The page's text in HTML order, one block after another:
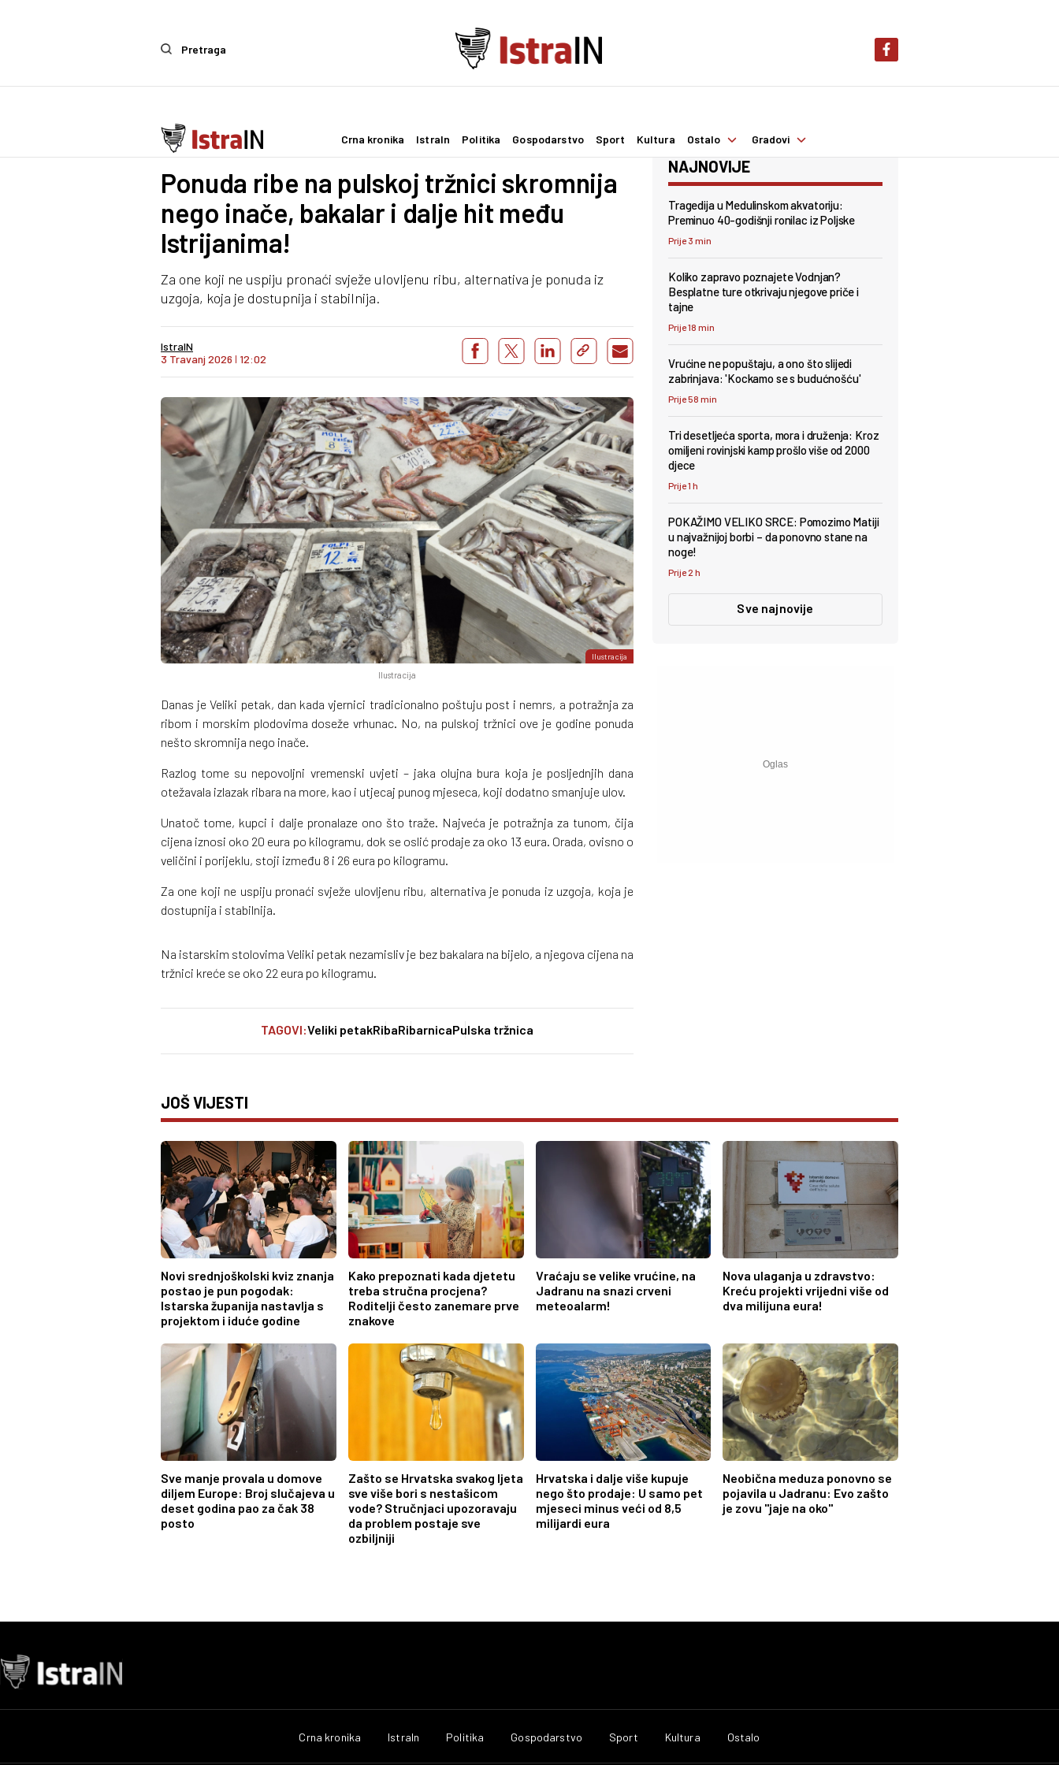
Pretraga
Crna kronika IstraIn Politika Gospodarstvo Sport Kultura Ostalo Gradovi
IstraIn
Ponuda ribe na pulskoj tržnici skromnija
nego inače, bakalar i dalje hit među
Istrijanima!
Za one koji ne uspiju pronaći svježe ulovljenu ribu, alternativa je ponuda iz
uzgoja, koja je dostupnija i stabilnija.
IstraIN
3 Travanj 2026 I 12:02
Ilustracija
Ilustracija
Danas je Veliki petak, dan kada vjernici tradicionalno poštuju post i nemrs, a potražnja za
ribom i morskim plodovima doseže vrhunac. No, na pulskoj tržnici ove je godine ponuda
nešto skromnija nego inače.
Razlog tome su nepovoljni vremenski uvjeti – jaka olujna bura koja je posljednjih dana
otežavala izlazak ribara na more, kao i utjecaj punog mjeseca, koji dodatno smanjuje ulov.
Unatoč tome, kupci i dalje pronalaze ono što traže. Najveća je potražnja za tunom, čija
cijena iznosi oko 20 eura po kilogramu, dok se oslić prodaje za oko 13 eura. Orada, ovisno o
veličini i porijeklu, stoji između 8 i 26 eura po kilogramu.
Za one koji ne uspiju pronaći svježe ulovljenu ribu, alternativa je ponuda iz uzgoja, koja je
dostupnija i stabilnija.
Na istarskim stolovima Veliki petak nezamisliv je bez bakalara na bijelo, a njegova cijena na
tržnici kreće se oko 22 eura po kilogramu.
TAGOVI:Veliki petakRibaRibarnicaPulska tržnica
NAJNOVIJE
Tragedija u Medulinskom akvatoriju:
Preminuo 40-godišnji ronilac iz Poljske
Prije 3 min
Koliko zapravo poznajete Vodnjan?
Besplatne ture otkrivaju njegove priče i
tajne
Prije 18 min
Vrućine ne popuštaju, a ono što slijedi
zabrinjava: 'Kockamo se s budućnošću'
Prije 58 min
Tri desetljeća sporta, mora i druženja: Kroz
omiljeni rovinjski kamp prošlo više od 2000
djece
Prije 1 h
POKAŽIMO VELIKO SRCE: Pomozimo Matiji
u najvažnijoj borbi – da ponovno stane na
noge!
Prije 2 h
Sve najnovije
JOŠ VIJESTI
Novi srednjoškolski kviz znanja
postao je pun pogodak:
Istarska županija nastavlja s
projektom i iduće godine
Kako prepoznati kada djetetu
treba stručna procjena?
Roditelji često zanemare prve
znakove
Vraćaju se velike vrućine, na
Jadranu na snazi crveni
meteoalarm!
Nova ulaganja u zdravstvo:
Kreću projekti vrijedni više od
dva milijuna eura!
Sve manje provala u domove
diljem Europe: Broj slučajeva u
deset godina pao za čak 38
posto
Zašto se Hrvatska svakog ljeta
sve više bori s nestašicom
vode? Stručnjaci upozoravaju
da problem postaje sve
ozbiljniji
Hrvatska i dalje više kupuje
nego što prodaje: U samo pet
mjeseci minus veći od 8,5
milijardi eura
Neobična meduza ponovno se
pojavila u Jadranu: Evo zašto
je zovu "jaje na oko"
Crna kronika IstraIn Politika Gospodarstvo Sport Kultura Ostalo